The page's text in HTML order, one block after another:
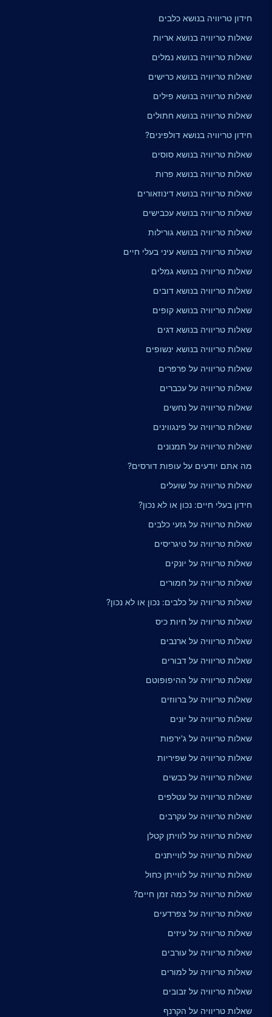
חידון טריוויה בנושא כלבים
שאלות טריוויה בנושא אריות
שאלות טריוויה בנושא נמלים
שאלות טריוויה בנושא כרישים
שאלות טריוויה בנושא פילים
שאלות טריוויה בנושא חתולים
חידון טריוויה בנושא דולפינים?
שאלות טריוויה בנושא סוסים
שאלות טריוויה בנושא פרות
שאלות טריוויה בנושא דינוזאורים
שאלות טריוויה בנושא עכבישים
שאלות טריוויה בנושא גורילות
שאלות טריוויה בנושא עיני בעלי חיים
שאלות טריוויה בנושא גמלים
שאלות טריוויה בנושא דובים
שאלות טריוויה בנושא קופים
שאלות טריוויה בנושא דגים
שאלות טריוויה בנושא ינשופים
שאלות טריוויה על פרפרים
שאלות טריוויה על עכברים
שאלות טריוויה על נחשים
שאלות טריוויה על פינגווינים
שאלות טריוויה על תמנונים
מה אתם יודעים על עופות דורסים?
שאלות טריוויה על שועלים
חידון בעלי חיים: נכון או לא נכון?
שאלות טריוויה על גזעי כלבים
שאלות טריוויה על טיגריסים
שאלות טריוויה על יונקים
שאלות טריוויה על חמורים
שאלות טריוויה על כלבים: נכון או לא נכון?
שאלות טריוויה על חיות כיס
שאלות טריוויה על ארנבים
שאלות טריוויה על דבורים
שאלות טריוויה על ההיפופוטם
שאלות טריוויה על ברווזים
שאלות טריוויה על יונים
שאלות טריוויה על ג'ירפות
שאלות טריוויה על שפיריות
שאלות טריוויה על כבשים
שאלות טריוויה על עטלפים
שאלות טריוויה על עקרבים
שאלות טריוויה על לוויתן קטלן
שאלות טריוויה על לווייתנים
שאלות טריוויה על לווייתן כחול
שאלות טריוויה על כמה זמן חיים?
שאלות טריוויה על צפרדעים
שאלות טריוויה על עיזים
שאלות טריוויה על עורבים
שאלות טריוויה על למורים
שאלות טריוויה על זבובים
שאלות טריוויה על הקרנף